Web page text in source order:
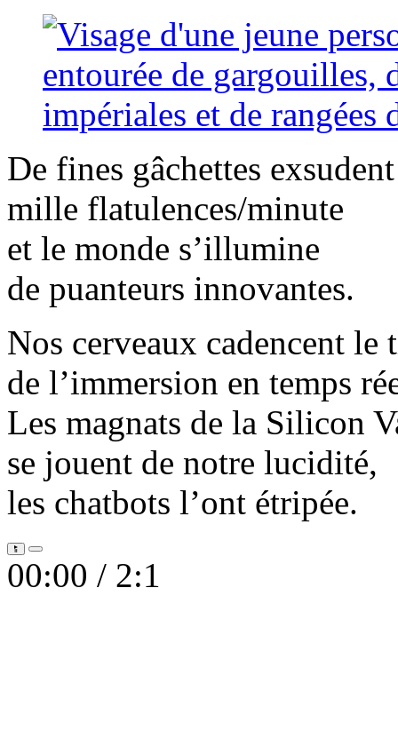
De fines gâchettes exsudent
mille flatulences/minute
et le monde s’illumine
de puanteurs innovantes.
Nos cerveaux cadencent le
de l’immersion en temps
Les magnats de la Silicon
se jouent de notre lucidité,
les chatbots l’ont étripée.
00:00 / 2:1